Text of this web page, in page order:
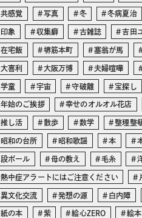
共感覚 写真 冬 冬病夏治
印象 収集癖 古雑誌 吉田
在宅飯 堺筋本町 塞翁が馬
大喜利 大阪万博 夫婦喧嘩
学童 宇宙 守破離 宝探し
年始のご挨拶 幸せのオルオル花店
推し活 散歩 数学 整理整
昭和の台所 昭和歌謡 本
段ボール 母の教え 毛糸
熱中症アラートにはご注意ください
異文化交流 発想の源 白内障
紙の本 紫 絵心ZERO 絵本